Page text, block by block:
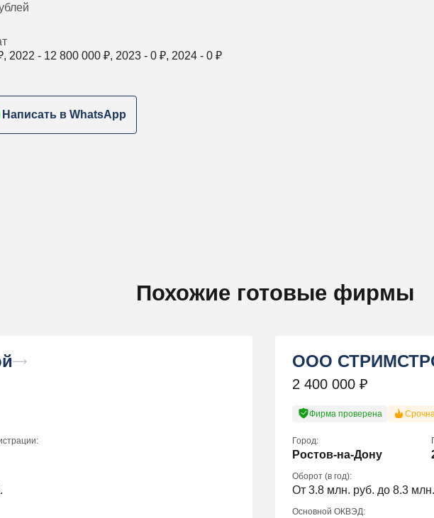
2022 - 12 800 000 ₽, 2023 - 0 ₽, 2024 - 0 ₽
Написать в WhatsApp
Похожие готовые фирмы
ООО
2 400 000 ₽
Фирма проверена
Город:
Ростов-на-Дону
Оборот (в год):
От 3.8 млн. руб. до 8.3
Основной ОКВЭД: